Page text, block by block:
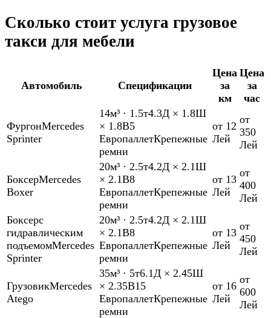
Сколько стоит услуга грузовое
такси для мебели
Автомобиль Спецификации
Цена
за
км
Цена
за
час
ФургонMercedes
Sprinter
14м³ · 1.5т4.3Д × 1.8Ш
× 1.8В5
ЕвропаллетКрепежные
ремни
от 12
Лей
от
350
Лей
БоксерMercedes
Boxer
20м³ · 2.5т4.2Д × 2.1Ш
× 2.1В8
ЕвропаллетКрепежные
ремни
от 13
Лей
от
400
Лей
Боксерс
гидравлическим
подъемомMercedes
Sprinter
20м³ · 2.5т4.2Д × 2.1Ш
× 2.1В8
ЕвропаллетКрепежные
ремни
от 13
Лей
от
450
Лей
ГрузовикMercedes
Atego
35м³ · 5т6.1Д × 2.45Ш
× 2.35В15
ЕвропаллетКрепежные
ремни
от 16
Лей
от
600
Лей